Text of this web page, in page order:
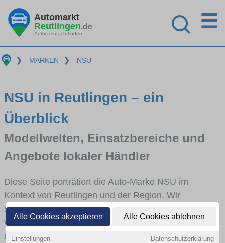
Alle Cookies akzeptieren Alle Cookies ablehnen
Einstellungen Datenschutzerklärung
Automarkt
Reutlingen.de
Autos einfach finden
☰
❯ MARKEN ❯ NSU
NSU in Reutlingen – ein
Überblick
Modellwelten, Einsatzbereiche und
Angebote lokaler Händler
Diese Seite porträtiert die Auto-Marke NSU im
Kontext von Reutlingen und der Region. Wir
skizzieren, in welchen Fahrzeugklassen NSU stark
vertreten ist, welche Modellreihen häufig im Stadt-
und Umlandverkehr zu sehen sind und für welche